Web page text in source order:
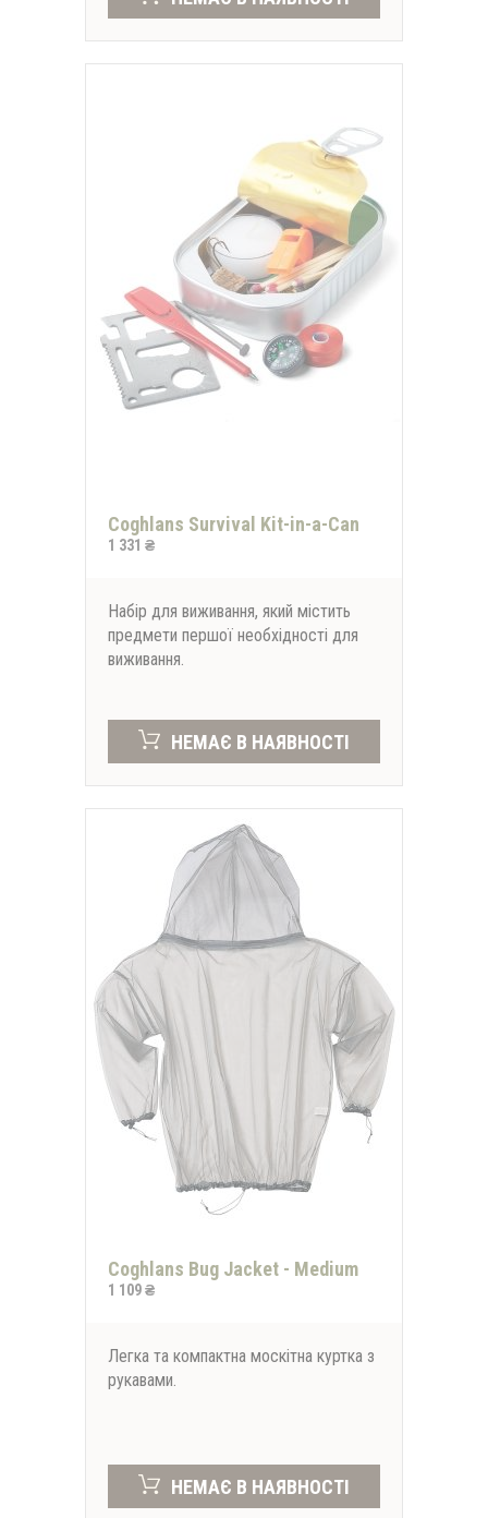
Coghlans Survival Kit-in-a-Can
1 331 ₴
Набір для виживання, який містить
предмети першої необхідності для
виживання.
НЕМАЄ В НАЯВНОСТІ
Coghlans Bug Jacket - Medium
1 109 ₴
Легка та компактна москітна куртка з
рукавами.
НЕМАЄ В НАЯВНОСТІ